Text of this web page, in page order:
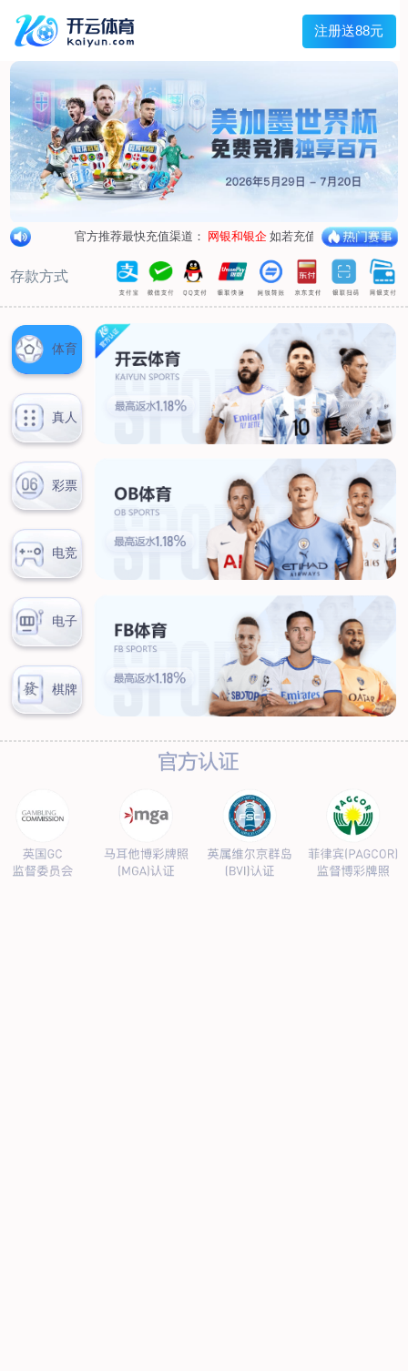
首页
关于我们
荣誉资质
合作伙伴
产品中心
烤箱纸
蜡纸
防油纸
糖果包装纸
汉堡包装纸
包肉纸
吸油纸
新闻展示
公司新闻
行业资讯
联系我们
联系方式
客户留言
扫码咨询